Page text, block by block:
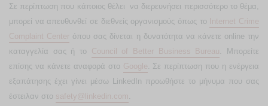
Σε περίπτωση που κάποιος θέλει να διερευνήσει περισσότερο το θέμα,
μπορεί να απευθυνθεί σε διεθνείς οργανισμούς όπως το
Internet Crime
Complaint Center όπου σας δίνεται η δυνατότητα να κάνετε online την
καταγγελία σας ή το Council of Better Business Bureau. Μπορείτε
επίσης να κάνετε αναφορά στο Google. Σε περίπτωση που η ενέργεια
εξαπάτησης έχει γίνει μέσω LinkedIn προωθήστε το μήνυμα που σας
έστειλαν στο safety@linkedin.com.